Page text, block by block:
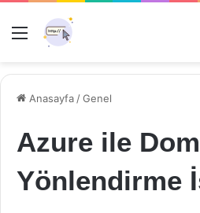
Menü
Anasayfa /Genel
Azure ile
Yönlendirme